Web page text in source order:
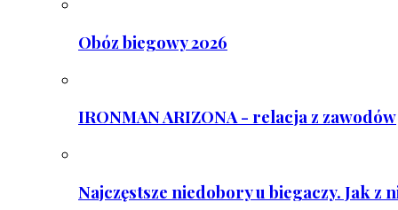
Obóz biegowy 2026
IRONMAN ARIZONA - relacja z zawodów
Najczęstsze niedobory u biegaczy. Jak z